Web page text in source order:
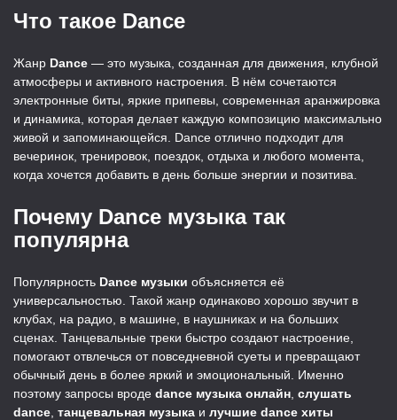
Что такое Dance
Жанр Dance — это музыка, созданная для движения, клубной
атмосферы и активного настроения. В нём сочетаются
электронные биты, яркие припевы, современная аранжировка
и динамика, которая делает каждую композицию максимально
живой и запоминающейся. Dance отлично подходит для
вечеринок, тренировок, поездок, отдыха и любого момента,
когда хочется добавить в день больше энергии и позитива.
Почему Dance музыка так
популярна
Популярность Dance музыки объясняется её
универсальностью. Такой жанр одинаково хорошо звучит в
клубах, на радио, в машине, в наушниках и на больших
сценах. Танцевальные треки быстро создают настроение,
помогают отвлечься от повседневной суеты и превращают
обычный день в более яркий и эмоциональный. Именно
поэтому запросы вроде dance музыка онлайн слушать
dance танцевальная музыка и лучшие dance хиты